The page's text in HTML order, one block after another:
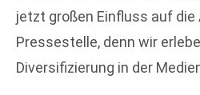
jetzt großen Einfluss auf die
Pressestelle, denn wir
Diversifizierung in der